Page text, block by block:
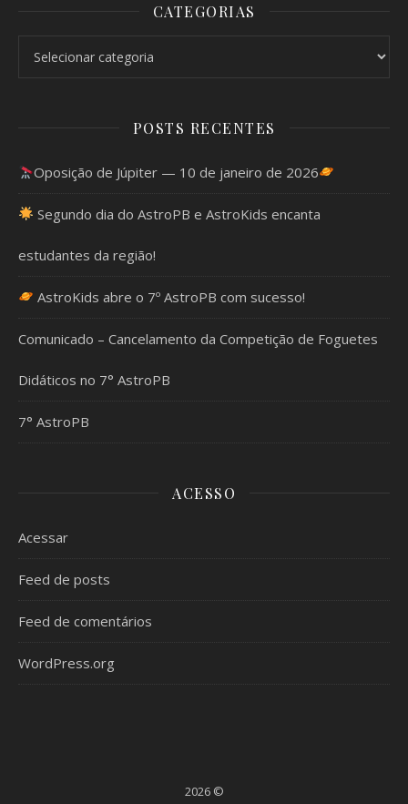
CATEGORIAS
POSTS RECENTES
Oposição de Júpiter — 10 de janeiro de 2026
Segundo dia do AstroPB e AstroKids encanta
estudantes da região!
AstroKids abre o 7º AstroPB com sucesso!
Comunicado – Cancelamento da Competição de Foguetes
Didáticos no 7° AstroPB
7° AstroPB
ACESSO
Acessar
Feed de posts
Feed de comentários
WordPress.org
2026 ©